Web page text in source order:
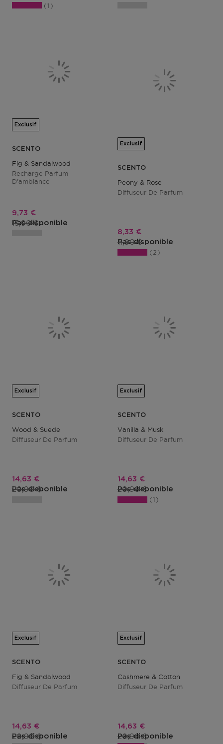
1
Pas disponible
Exclusif
SCENTO
Fig & Sandalwood
Recharge Parfum
D'ambiance
Prix promotionnel
9,73 €
Prix du produit
13,90 €
Pas disponible
Exclusif
SCENTO
Peony & Rose
Diffuseur De Parfum
Prix promotionnel
8,33 €
Prix du produit
11,90 €
2
Pas disponible
Exclusif
SCENTO
Wood & Suede
Diffuseur De Parfum
Prix promotionnel
14,63 €
Prix du produit
20,90 € Pas disponible
Exclusif
SCENTO
Vanilla & Musk
Diffuseur De Parfum
Prix promotionnel
14,63 €
Prix du produit
20,90 €
1
Pas disponible
Exclusif
SCENTO
Fig & Sandalwood
Diffuseur De Parfum
Prix promotionnel
14,63 €
Prix du produit
20,90 € Pas disponible
Exclusif
SCENTO
Cashmere & Cotton
Diffuseur De Parfum
Prix promotionnel
14,63 €
Prix du produit
20,90 €